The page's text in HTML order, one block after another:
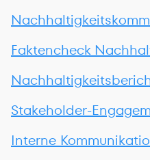
Faktencheck
Stakeholder-
Interne